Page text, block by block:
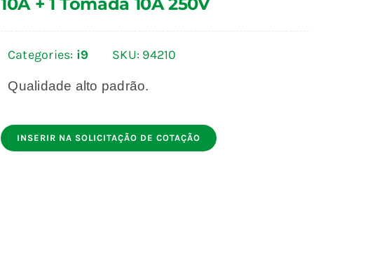
Categories: i9 SKU: 94210
Qualidade alto padrão.
INSERIR NA SOLICITAÇÃO DE COTAÇÃO